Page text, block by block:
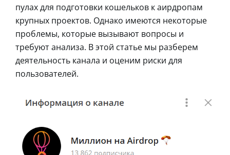
пулах для подготовки кошельков к аирдропам
крупных проектов. Однако имеются некоторые
проблемы, которые вызывают вопросы и
требуют анализа. В этой статье мы разберем
деятельность канала и оценим риски для
пользователей.